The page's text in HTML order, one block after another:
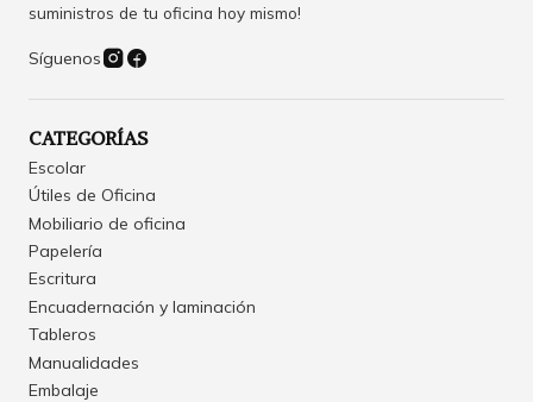
suministros de tu oficina hoy mismo!
Síguenos
CATEGORÍAS
Escolar
Útiles de Oficina
Mobiliario de oficina
Papelería
Escritura
Encuadernación y laminación
Tableros
Manualidades
Embalaje